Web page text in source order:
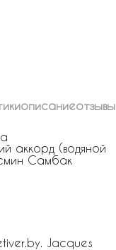
описаниеотзывы
аккорд (водяной
Самбак
Jacques